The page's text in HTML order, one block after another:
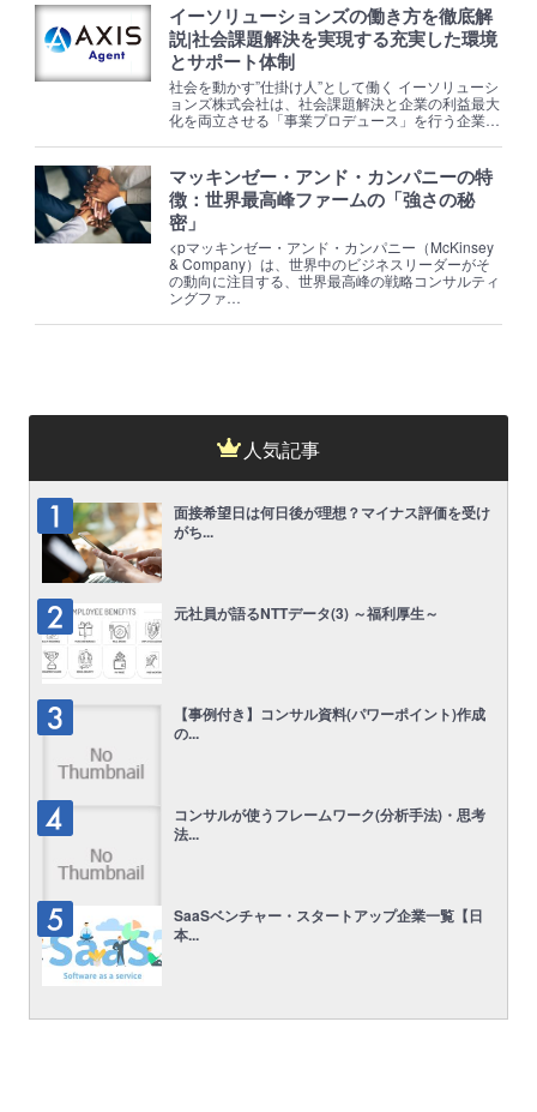
イーソリューションズの働き方を徹底解
説|社会課題解決を実現する充実した環境
とサポート体制
社会を動かす”仕掛け人”として働く イーソリューシ
ョンズ株式会社は、社会課題解決と企業の利益最大
化を両立させる「事業プロデュース」を行う企業…
マッキンゼー・アンド・カンパニーの特
徴：世界最高峰ファームの「強さの秘
密」
<pマッキンゼー・アンド・カンパニー（McKinsey
& Company）は、世界中のビジネスリーダーがそ
の動向に注目する、世界最高峰の戦略コンサルティ
ングファ…
人気記事
面接希望日は何日後が理想？マイナス評価を受け
がち...
元社員が語るNTTデータ(3) ～福利厚生～
【事例付き】コンサル資料(パワーポイント)作成
の...
コンサルが使うフレームワーク(分析手法)・思考
法...
SaaSベンチャー・スタートアップ企業一覧【日
本...